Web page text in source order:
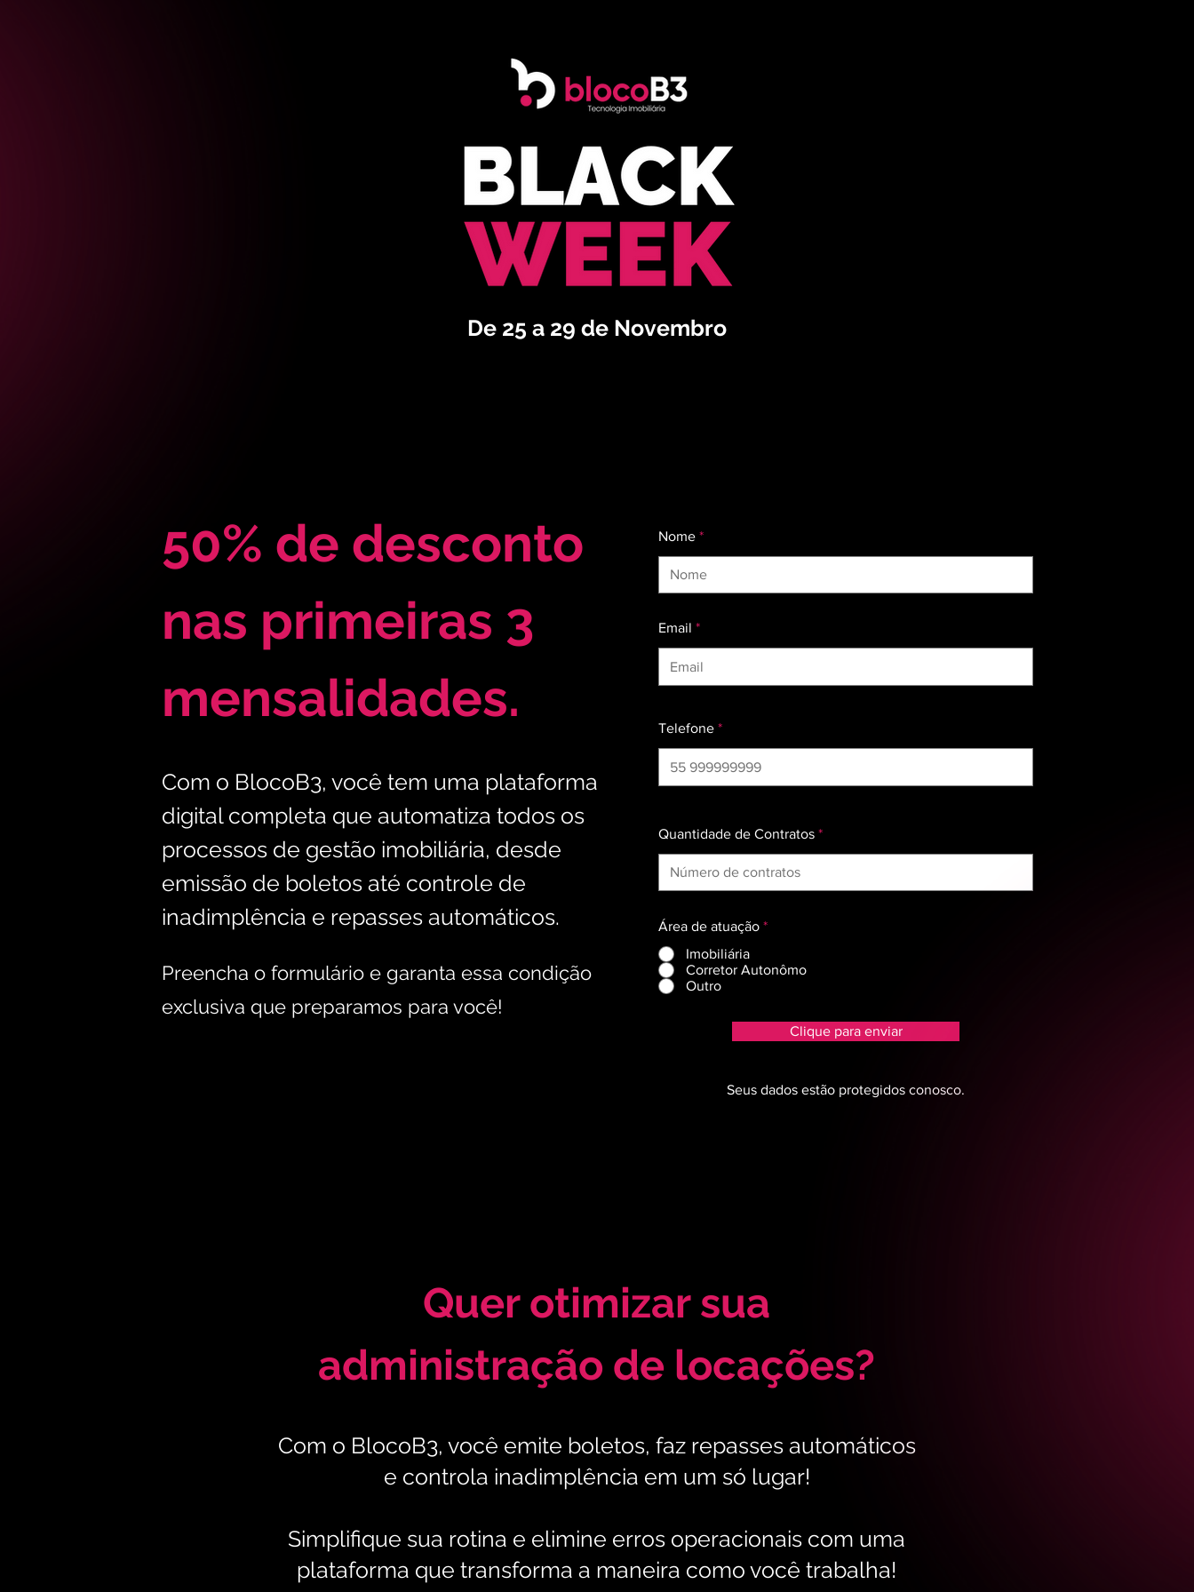
De 25 a 29 de Novembro
50% de desconto
nas primeiras 3
mensalidades.
Com o BlocoB3, você tem uma plataforma
digital completa que automatiza todos os
processos de gestão imobiliária, desde
emissão de boletos até controle de
inadimplência e repasses automáticos.
Preencha o formulário e garanta essa condição
exclusiva que preparamos para você!
Nome
Email
Telefone
Quantidade de Contratos
Área de atuação *
Imobiliária
Corretor Autonômo
Outro
Clique para enviar
Seus dados estão protegidos conosco.
Quer otimizar sua
administração de locações?
Com o BlocoB3, você emite boletos, faz repasses automáticos
e controla inadimplência em um só lugar!
Simplifique sua rotina e elimine erros operacionais com uma
plataforma que transforma a maneira como você trabalha!